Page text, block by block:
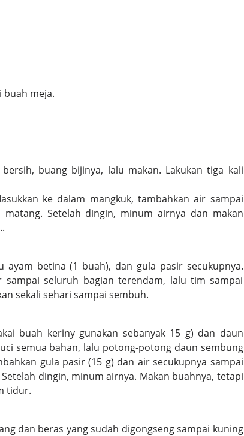
buah meja.
buang bijinya, lalu makan. Lakukan tiga kali
ke dalam mangkuk, tambahkan air sampai
Setelah dingin, minum airnya dan makan
ayam betina (1 buah), dan gula pasir secukupnya.
sampai seluruh bagian terendam, lalu tim sampai
sekali sehari sampai sembuh.
buah keriny gunakan sebanyak 15 g) dan daun
semua bahan, lalu potong-potong daun sembung
gula pasir (15 g) dan air secukupnya sampai
dingin, minum airnya. Makan buahnya, tetapi
tidur.
dan beras yang sudah digongseng sampai kuning